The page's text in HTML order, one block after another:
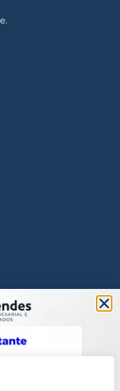
- CEP 01419-001 -